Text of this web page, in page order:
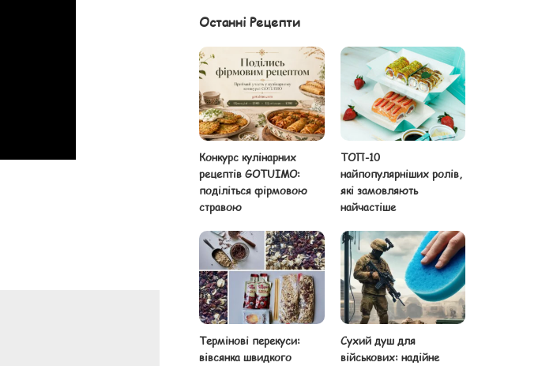
Останні Рецепти
Конкурс кулінарних
рецептів GOTUIMO:
поділіться фірмовою
стравою
ТОП-10
найпопулярніших ролів,
які замовляють
найчастіше
Термінові перекуси:
вівсянка швидкого
Сухий душ для
військових: надійне